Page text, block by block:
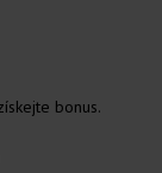
bonus.